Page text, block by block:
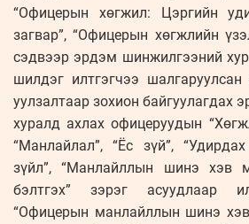
“Офицерын хөгжил: Цэргийн
загвар”, “Офицерын хөгжлийн
сэдвээр эрдэм шинжилгээний
шилдэг илтгэгчээ
уулзалтаар зохион байгуулагдах
хуралд ахлах офицеруудын
“Манлайлал”, “Ёс зүй”,
зүйл”, “Манлайллын шинэ хэв
бэлтгэх” зэрэг асуудлаар
“Офицерын манлайллын шинэ хэв